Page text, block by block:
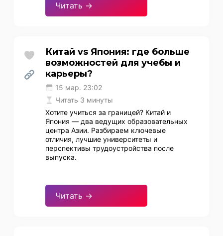
Читать →
Китай vs Япония: где больше
возможностей для учебы и
карьеры?
15 мар. 23:02
Читать 3 минуты
Хотите учиться за границей? Китай и
Япония — два ведущих образовательных
центра Азии. Разбираем ключевые
отличия, лучшие университеты и
перспективы трудоустройства после
выпуска.
Читать →